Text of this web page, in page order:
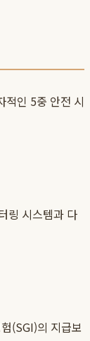
적인 5중 안전 시
링 시스템과 다
(SGI)의 지급보